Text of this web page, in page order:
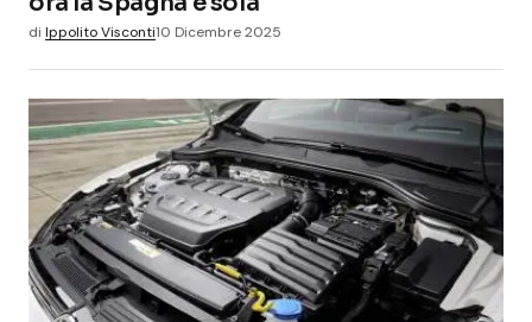
di Ippolito Visconti10 Dicembre 2025